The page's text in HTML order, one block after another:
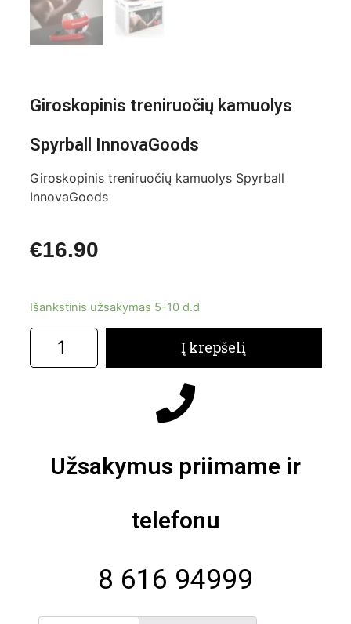
Giroskopinis treniruočių kamuolys
Spyrball InnovaGoods
Giroskopinis treniruočių kamuolys Spyrball
InnovaGoods
€16.90
Išankstinis užsakymas 5-10 d.d
Į krepšelį
Užsakymus priimame ir
telefonu
8 616 94999